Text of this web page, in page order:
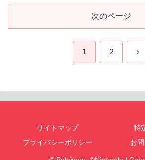
次のページ
1 2 次
サイトマップ
特
プライバシーポリシー
お